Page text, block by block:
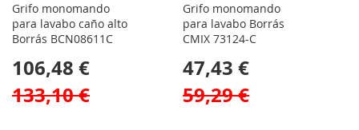
Grifo monomando
para lavabo caño alto
Borrás BCN08611C
106,48 €
133,10 €
Grifo monomando
para lavabo Borrás
CMIX 73124-C
47,43 €
59,29 €